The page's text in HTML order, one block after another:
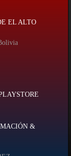
EL ALTO
&